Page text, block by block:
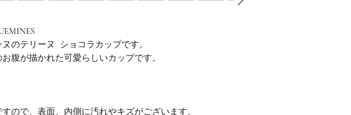
のテリーヌ ショコラカップです。
腹が描かれた可愛らしいカップです。
ので、表面、内側に汚れやキズがございます。